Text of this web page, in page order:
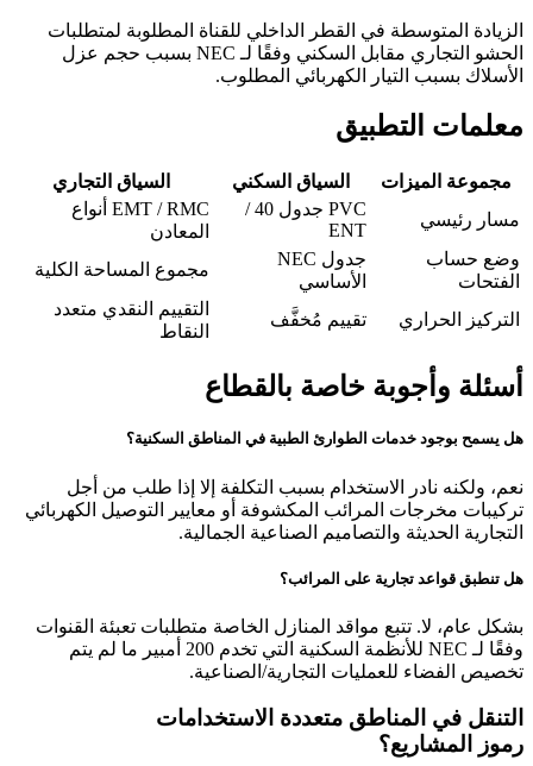
الزيادة المتوسطة في القطر الداخلي للقناة المطلوبة لمتطلبات
الحشو التجاري مقابل السكني وفقًا لـ NEC بسبب حجم عزل
الأسلاك بسبب التيار الكهربائي المطلوب.
معلمات التطبيق
مجموعة الميزات السياق السكني
السياق التجاري
مسار رئيسي
PVC جدول 40 /
ENT
EMT / RMC أنواع
المعادن
وضع حساب
الفتحات
جدول NEC
الأساسي
مجموع المساحة الكلية
التركيز الحراري تقييم مُخفَّف
التقييم النقدي متعدد
النقاط
أسئلة وأجوبة خاصة بالقطاع
هل يسمح بوجود خدمات الطوارئ الطبية في المناطق السكنية؟
نعم، ولكنه نادر الاستخدام بسبب التكلفة إلا إذا طلب من أجل
تركيبات مخرجات المرائب المكشوفة أو معايير التوصيل الكهربائي
التجارية الحديثة والتصاميم الصناعية الجمالية.
هل تنطبق قواعد تجارية على المرائب؟
بشكل عام، لا. تتبع مواقد المنازل الخاصة متطلبات تعبئة القنوات
وفقًا لـ NEC للأنظمة السكنية التي تخدم 200 أمبير ما لم يتم
تخصيص الفضاء للعمليات التجارية/الصناعية.
التنقل في المناطق متعددة الاستخدامات
رموز المشاريع؟